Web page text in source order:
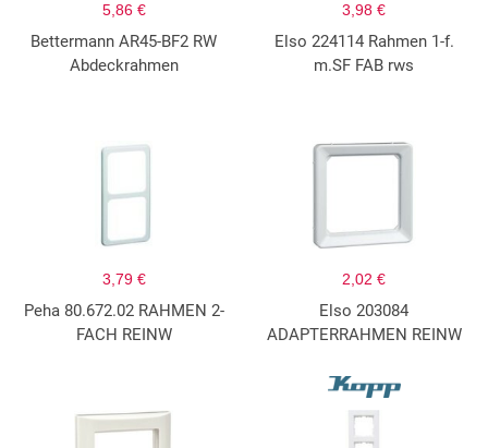
5,86 €
Bettermann AR45-BF2 RW
Abdeckrahmen
3,98 €
Elso 224114 Rahmen 1-f.
m.SF FAB rws
3,79 €
Peha 80.672.02 RAHMEN 2-
FACH REINW
2,02 €
Elso 203084
ADAPTERRAHMEN REINW